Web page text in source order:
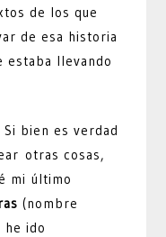
de los que
de esa historia
estaba llevando
bien es verdad
otras cosas,
mi último
(nombre
he ido